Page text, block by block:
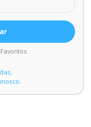
Favoritos